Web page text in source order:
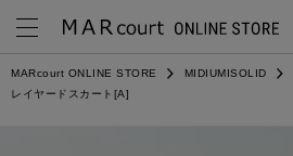
MARcourt ONLINE STORE MIDIUMISOLID
レイヤードスカート[A]